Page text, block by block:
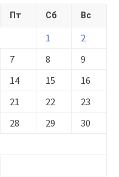
Пт Сб Вс
1
2
7 8
9
14 15
16
21 22
23
28 29
30